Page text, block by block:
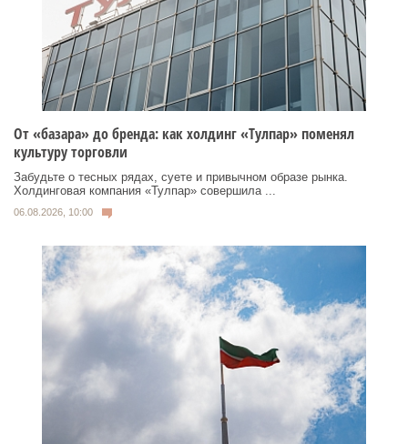
От «базара» до бренда: как холдинг «Тулпар» поменял
культуру торговли
Забудьте о тесных рядах, суете и привычном образе рынка.
Холдинговая компания «Тулпар» совершила ...
06.08.2026, 10:00